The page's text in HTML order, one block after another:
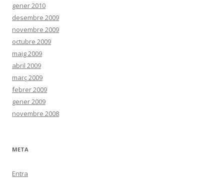
gener 2010
desembre 2009
novembre 2009
octubre 2009
maig 2009
abril 2009
març 2009
febrer 2009
gener 2009
novembre 2008
META
Entra